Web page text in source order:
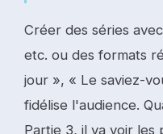
Créer des séries
etc. ou des formats
jour », « Le saviez-
fidélise l'audience.
Partie 3, il va voir les